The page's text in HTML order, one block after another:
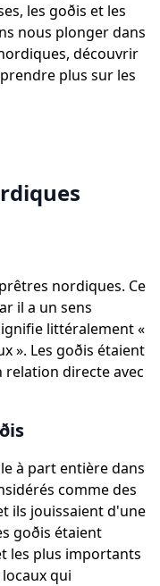
les goðis et les
nous plonger dans
découvrir
plus sur les
nordiques. Ce
il a un sens
littéralement «
». Les goðis étaient
directe avec
à part entière dans
comme des
ils jouissaient d'une
goðis étaient
les plus importants
qui